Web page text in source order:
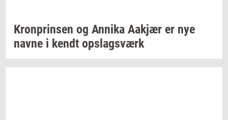
Kron­prin­sen og An­ni­ka Aakjær er nye
navne i kendt op­slags­værk